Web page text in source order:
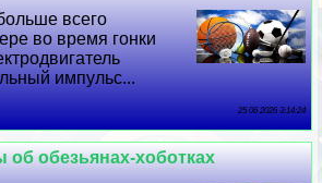
всего
во время гонки
импульс...
25 06 2026 3:14:24
обезьянах-хоботках